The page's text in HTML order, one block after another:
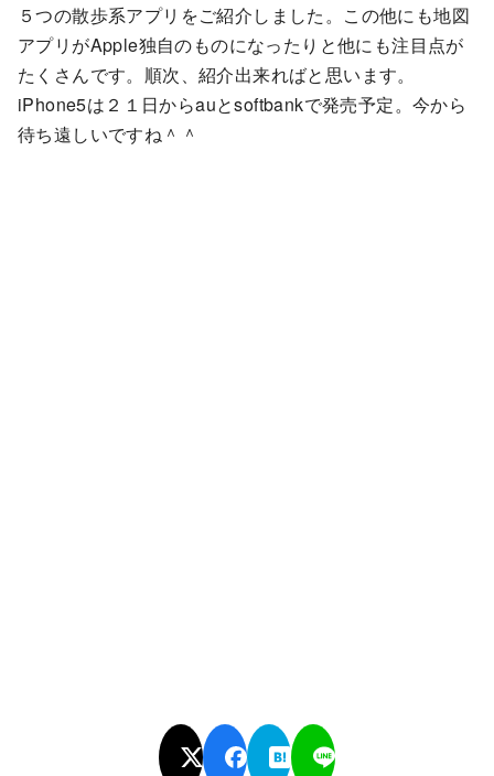
５つの散歩系アプリをご紹介しました。この他にも地図
アプリがApple独自のものになったりと他にも注目点が
たくさんです。順次、紹介出来ればと思います。
iPhone5は２１日からauとsoftbankで発売予定。今から
待ち遠しいですね＾＾